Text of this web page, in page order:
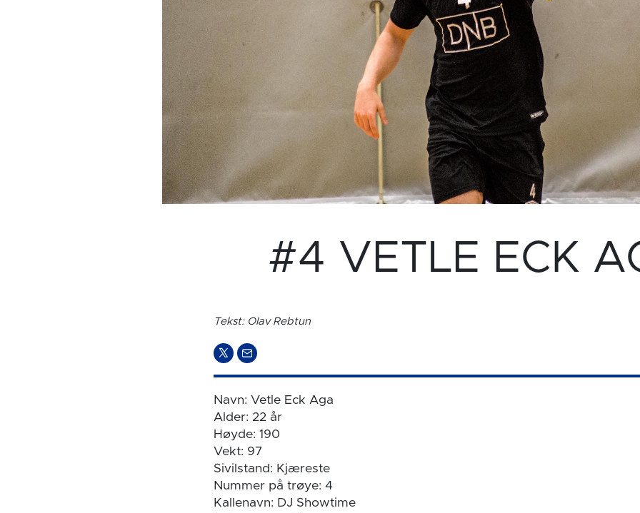
#4 VETLE ECK
Tekst: Olav Rebtun
Navn: Vetle Eck Aga
Alder: 22 år
Høyde: 190
Vekt: 97
Sivilstand: Kjæreste
Nummer på trøye: 4
Kallenavn: DJ Showtime